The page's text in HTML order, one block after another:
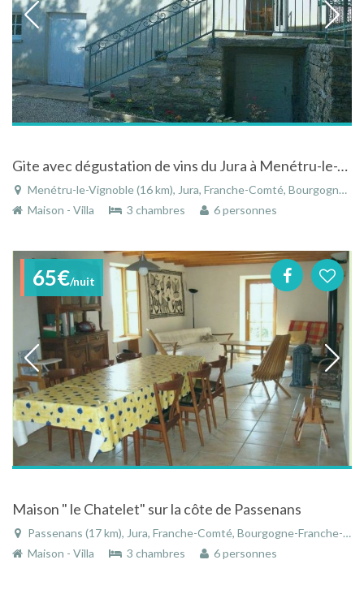
Gite avec dégustation de vins du Jura à Menétru-le-Vignoble en Franche-Comté
Menétru-le-Vignoble (16 km), Jura, Franche-Comté, Bourgogne-Franche-Comté, France
Maison - Villa
3 chambres 6 personnes
65€/nuit
Maison " le Chatelet" sur la côte de Passenans
Passenans (17 km), Jura, Franche-Comté, Bourgogne-Franche-Comté, France
Maison - Villa
3 chambres 6 personnes